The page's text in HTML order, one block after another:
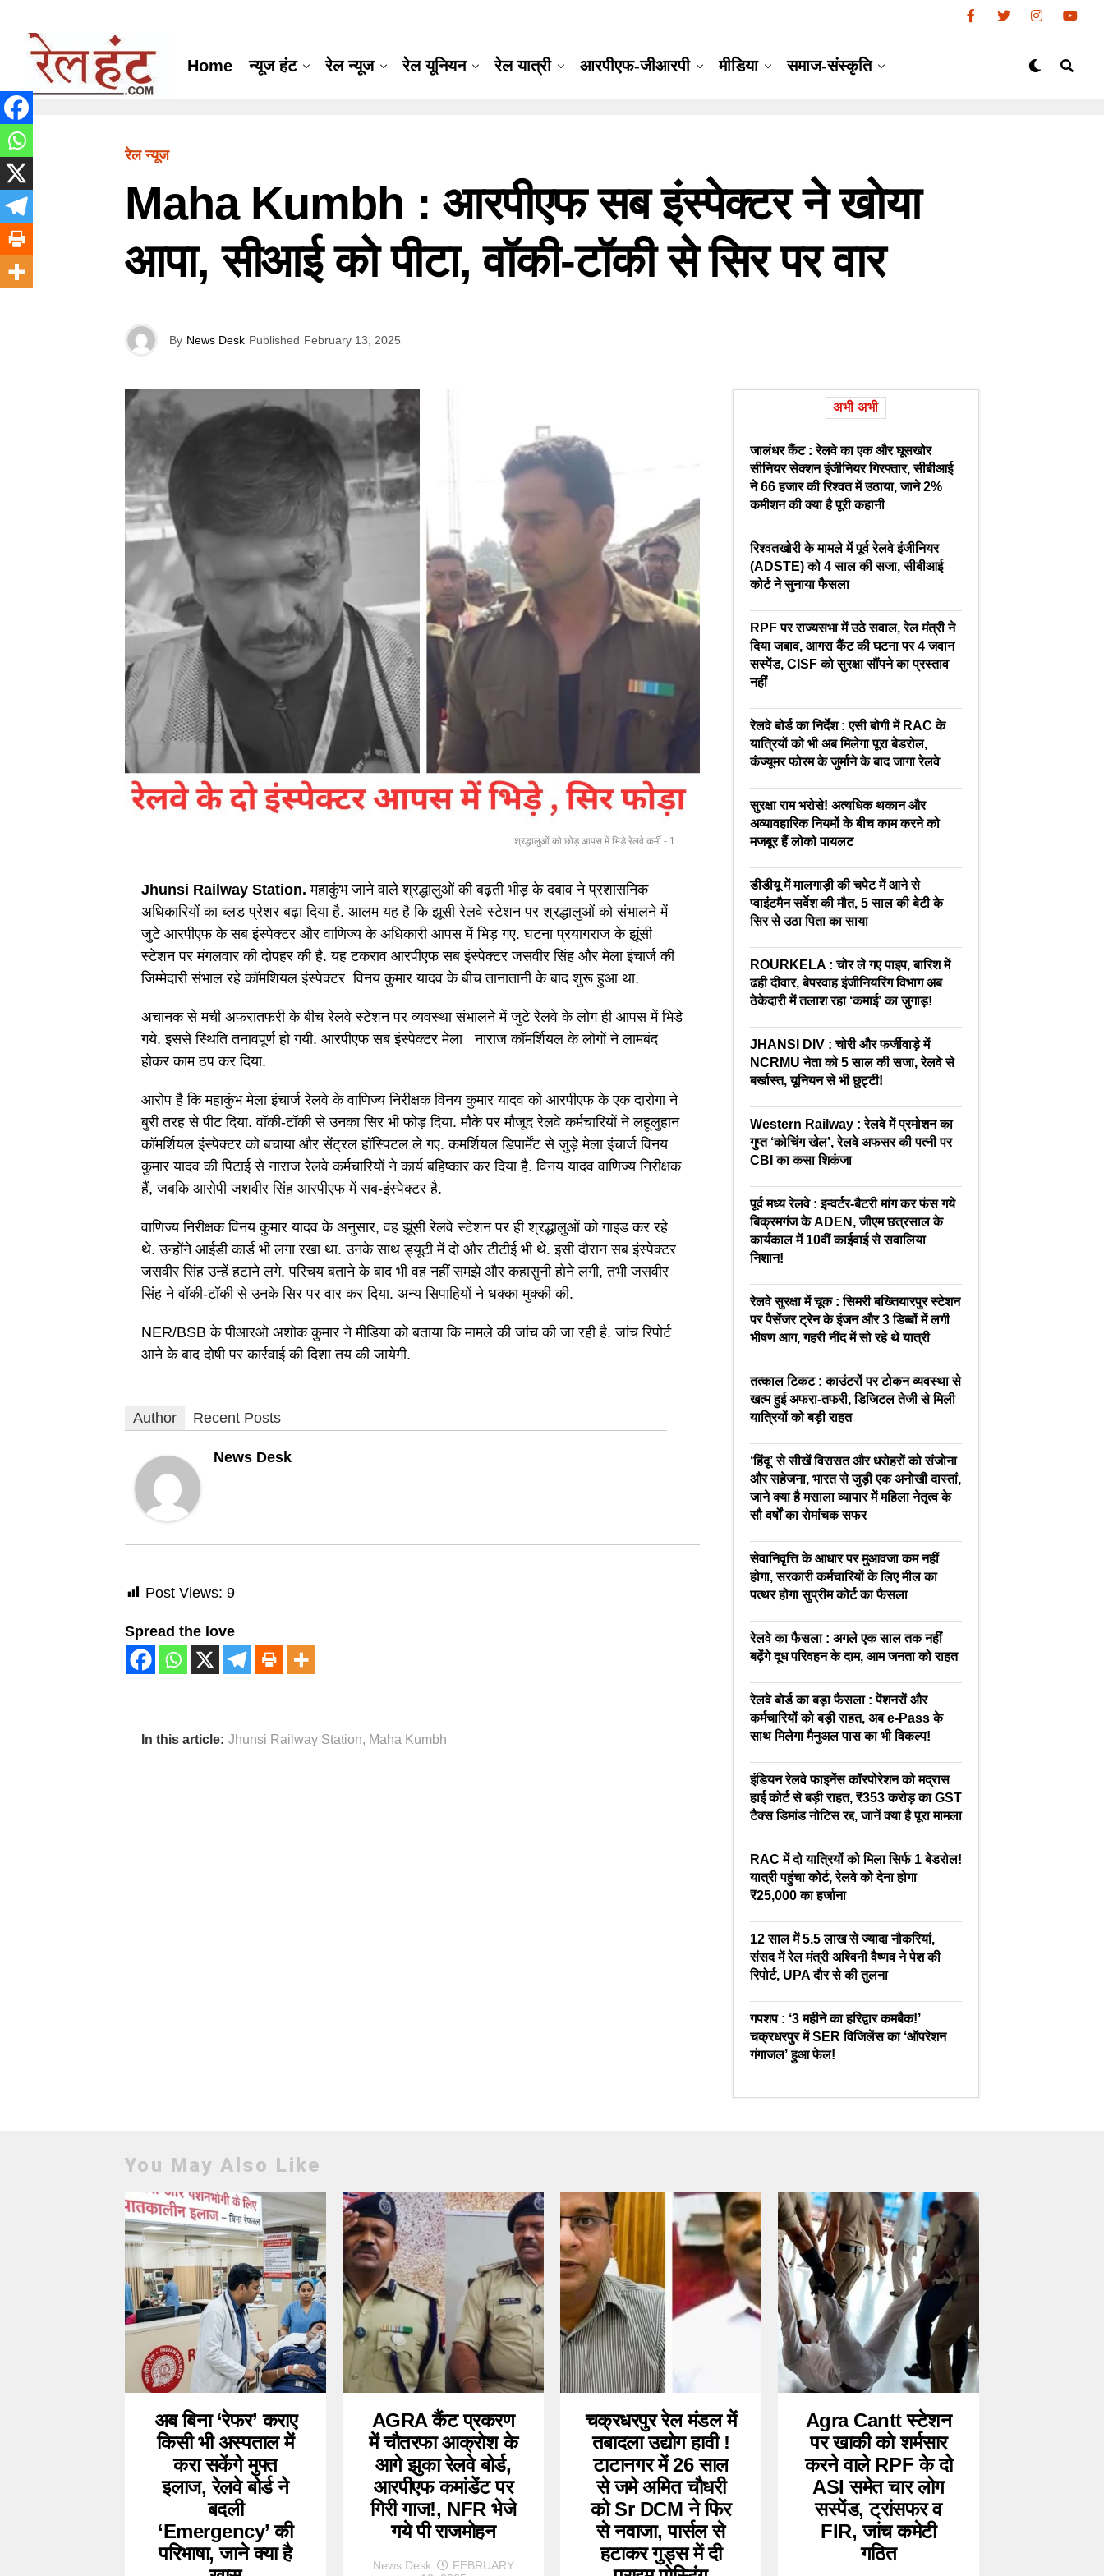
Home न्यूज हंट रेल न्यूज रेल यूनियन रेल यात्री आरपीएफ-जीआरपी मीडिया समाज-संस्कृति
रेल न्यूज
Maha Kumbh : आरपीएफ सब इंस्पेक्टर ने खाेया
आपा, सीआई को पीटा, वॉकी-टॉकी से सिर पर वार
By News Desk Published February 13, 2025
श्रद्धालुओं को छोड़ आपस में भिड़े रेलवे कर्मी - 1
Jhunsi Railway Station.महाकुंभ जाने वाले श्रद्धालुओं की बढ़ती भीड़ के दबाव ने प्रशासनिक
अधिकारियों का ब्लड प्रेशर बढ़ा दिया है. आलम यह है कि झूसी रेलवे स्टेशन पर श्रद्धालुओं को संभालने में
जुटे आरपीएफ के सब इंस्पेक्टर और वाणिज्य के अधिकारी आपस में भिड़ गए. घटना प्रयागराज के झूंसी
स्टेशन पर मंगलवार की दोपहर की है. यह टकराव आरपीएफ सब इंस्पेक्टर जसवीर सिंह और मेला इंचार्ज की
जिम्मेदारी संभाल रहे कॉमशियल इंस्पेक्टर विनय कुमार यादव के बीच तानातानी के बाद शुरू हुआ था.
अचानक से मची अफरातफरी के बीच रेलवे स्टेशन पर व्यवस्था संभालने में जुटे रेलवे के लोग ही आपस में भिड़े
गये. इससे स्थिति तनावपूर्ण हो गयी. आरपीएफ सब इंस्पेक्टर मेला नाराज कॉमर्शियल के लोगों ने लामबंद
होकर काम ठप कर दिया.
आरोप है कि महाकुंभ मेला इंचार्ज रेलवे के वाणिज्य निरीक्षक विनय कुमार यादव को आरपीएफ के एक दारोगा ने
बुरी तरह से पीट दिया. वॉकी-टॉकी से उनका सिर भी फोड़ दिया. मौके पर मौजूद रेलवे कर्मचारियों ने लहूलुहान
कॉमर्शियल इंस्पेक्टर को बचाया और सेंट्रल हॉस्पिटल ले गए. कमर्शियल डिपार्मेंट से जुड़े मेला इंचार्ज विनय
कुमार यादव की पिटाई से नाराज रेलवे कर्मचारियों ने कार्य बहिष्कार कर दिया है. विनय यादव वाणिज्य निरीक्षक
हैं, जबकि आरोपी जशवीर सिंह आरपीएफ में सब-इंस्पेक्टर है.
वाणिज्य निरीक्षक विनय कुमार यादव के अनुसार, वह झूंसी रेलवे स्टेशन पर ही श्रद्धालुओं को गाइड कर रहे
थे. उन्होंने आईडी कार्ड भी लगा रखा था. उनके साथ ड्यूटी में दो और टीटीई भी थे. इसी दौरान सब इंस्पेक्टर
जसवीर सिंह उन्हें हटाने लगे. परिचय बताने के बाद भी वह नहीं समझे और कहासुनी होने लगी, तभी जसवीर
सिंह ने वॉकी-टॉकी से उनके सिर पर वार कर दिया. अन्य सिपाहियों ने धक्का मुक्की की.
NER/BSB के पीआरओ अशोक कुमार ने मीडिया को बताया कि मामले की जांच की जा रही है. जांच रिपोर्ट
आने के बाद दोषी पर कार्रवाई की दिशा तय की जायेगी.
Author Recent Posts
News Desk
Post Views: 9
Spread the love
In this article: Jhunsi Railway Station, Maha Kumbh
अभी अभी
जालंधर कैंट : रेलवे का एक और घूसखोर
सीनियर सेक्शन इंजीनियर गिरफ्तार, सीबीआई
ने 66 हजार की रिश्वत में उठाया, जाने 2%
कमीशन की क्या है पूरी कहानी
रिश्वतखोरी के मामले में पूर्व रेलवे इंजीनियर
(ADSTE) को 4 साल की सजा, सीबीआई
कोर्ट ने सुनाया फैसला
RPF पर राज्यसभा में उठे सवाल, रेल मंत्री ने
दिया जबाव, आगरा कैंट की घटना पर 4 जवान
सस्पेंड, CISF को सुरक्षा सौंपने का प्रस्ताव
नहीं
रेलवे बोर्ड का निर्देश : एसी बोगी में RAC के
यात्रियों को भी अब मिलेगा पूरा बेडरोल,
कंज्यूमर फोरम के जुर्माने के बाद जागा रेलवे
सुरक्षा राम भरोसे! अत्यधिक थकान और
अव्यावहारिक नियमों के बीच काम करने को
मजबूर हैं लोको पायलट
डीडीयू में मालगाड़ी की चपेट में आने से
प्वाइंटमैन सर्वेश की मौत, 5 साल की बेटी के
सिर से उठा पिता का साया
ROURKELA : चोर ले गए पाइप, बारिश में
ढही दीवार, बेपरवाह इंजीनियरिंग विभाग अब
ठेकेदारी में तलाश रहा ‘कमाई’ का जुगाड़!
JHANSI DIV : चोरी और फर्जीवाड़े में
NCRMU नेता को 5 साल की सजा, रेलवे से
बर्खास्त, यूनियन से भी छुट्टी!
Western Railway : रेलवे में प्रमोशन का
गुप्त ‘कोचिंग खेल’, रेलवे अफसर की पत्नी पर
CBI का कसा शिकंजा
पूर्व मध्य रेलवे : इन्वर्टर-बैटरी मांग कर फंस गये
बिक्रमगंज के ADEN, जीएम छत्रसाल के
कार्यकाल में 10वीं काईवाई से सवालिया
निशान!
रेलवे सुरक्षा में चूक : सिमरी बख्तियारपुर स्टेशन
पर पैसेंजर ट्रेन के इंजन और 3 डिब्बों में लगी
भीषण आग, गहरी नींद में सो रहे थे यात्री
तत्काल टिकट : काउंटरों पर टोकन व्यवस्था से
खत्म हुई अफरा-तफरी, डिजिटल तेजी से मिली
यात्रियों को बड़ी राहत
‘हिंदू’ से सीखें विरासत और धरोहरों को संजोना
और सहेजना, भारत से जुड़ी एक अनोखी दास्तां,
जाने क्या है मसाला व्यापार में महिला नेतृत्व के
सौ वर्षों का रोमांचक सफर
सेवानिवृत्ति के आधार पर मुआवजा कम नहीं
होगा, सरकारी कर्मचारियों के लिए मील का
पत्थर होगा सुप्रीम कोर्ट का फैसला
रेलवे का फैसला : अगले एक साल तक नहीं
बढ़ेंगे दूध परिवहन के दाम, आम जनता को राहत
रेलवे बोर्ड का बड़ा फैसला : पेंशनरों और
कर्मचारियों को बड़ी राहत, अब e-Pass के
साथ मिलेगा मैनुअल पास का भी विकल्प!
इंडियन रेलवे फाइनेंस कॉरपोरेशन को मद्रास
हाई कोर्ट से बड़ी राहत, ₹353 करोड़ का GST
टैक्स डिमांड नोटिस रद्द, जानें क्या है पूरा मामला
RAC में दो यात्रियों को मिला सिर्फ 1 बेडरोल!
यात्री पहुंचा कोर्ट, रेलवे को देना होगा
₹25,000 का हर्जाना
12 साल में 5.5 लाख से ज्यादा नौकरियां,
संसद में रेल मंत्री अश्विनी वैष्णव ने पेश की
रिपोर्ट, UPA दौर से की तुलना
गपशप : ‘3 महीने का हरिद्वार कमबैक!’
चक्रधरपुर में SER विजिलेंस का ‘ऑपरेशन
गंगाजल’ हुआ फेल!
You May Also Like
अब बिना ‘रेफर’ कराए
किसी भी अस्पताल में
करा सकेंगे मुफ्त
इलाज, रेलवे बोर्ड ने
बदली
‘Emergency’ की
परिभाषा, जाने क्या है
AGRA कैंट प्रकरण
में चौतरफा आक्रोश के
आगे झुका रेलवे बोर्ड,
आरपीएफ कमांडेंट पर
गिरी गाज!, NFR भेजे
गये पी राजमोहन
News Desk
FEBRUARY
चक्रधरपुर रेल मंडल में
तबादला उद्योग हावी !
टाटानगर में 26 साल
से जमे अमित चौधरी
को Sr DCM ने फिर
से नवाजा, पार्सल से
हटाकर गुड्स में दी
Agra Cantt स्टेशन
पर खाकी को शर्मसार
करने वाले RPF के दो
ASI समेत चार लोग
सस्पेंड, ट्रांसफर व
FIR, जांच कमेटी
गठित